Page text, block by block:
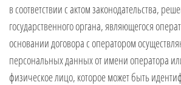
в соответствии с актом законодательства,
государственного органа, являющегося
основании договора с оператором
персональных данных от имени оператора
физическое лицо, которое может быть